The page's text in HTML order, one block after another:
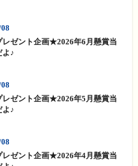
ゼント企画★2026年6月懸賞当
よ♪
ゼント企画★2026年5月懸賞当
よ♪
ゼント企画★2026年4月懸賞当